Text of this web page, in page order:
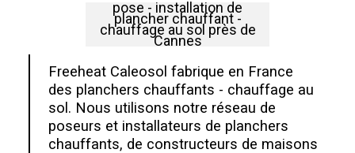
pose - installation de
plancher chauffant -
chauffage au sol près de
Cannes
Freeheat Caleosol fabrique en France
des planchers chauffants - chauffage au
sol. Nous utilisons notre réseau de
poseurs et installateurs de planchers
chauffants, de constructeurs de maisons